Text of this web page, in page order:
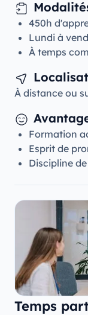
450h
Lundi à
À temps
À distance ou
Formation
Esprit de
Discipline
Temps